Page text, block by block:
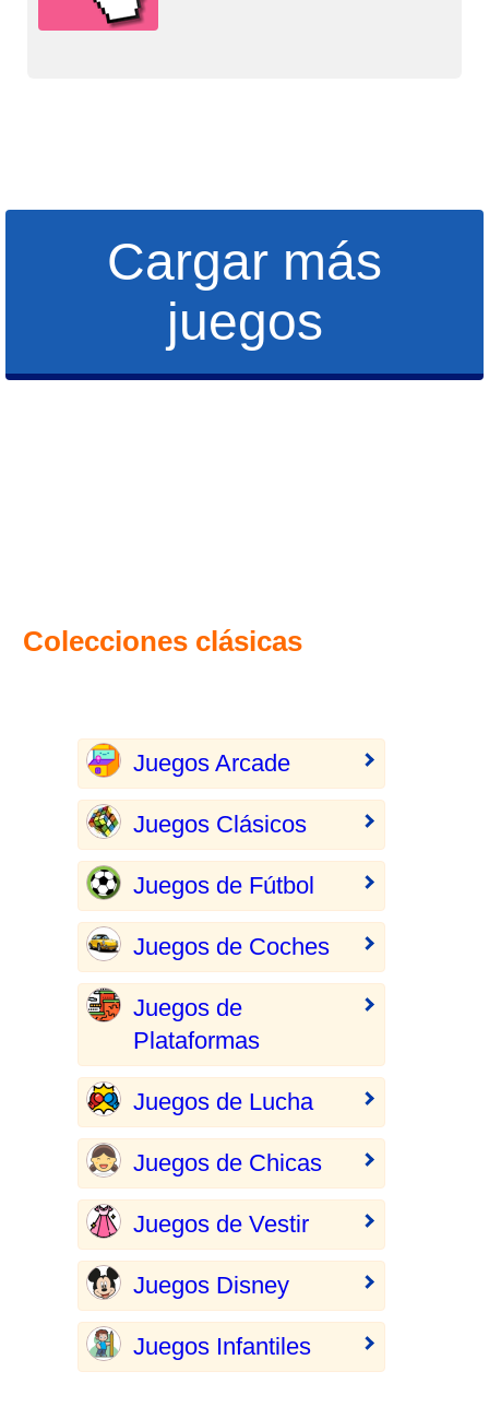
Cargar más
juegos
Colecciones clásicas
Juegos Arcade
Juegos Clásicos
Juegos de Fútbol
Juegos de Coches
Juegos de
Plataformas
Juegos de Lucha
Juegos de Chicas
Juegos de Vestir
Juegos Disney
Juegos Infantiles